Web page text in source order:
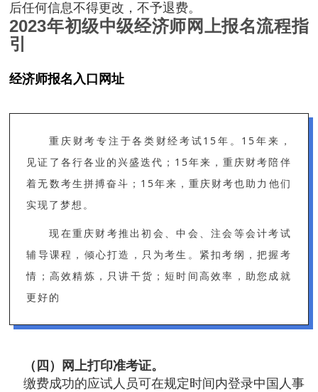
后任何信息不得更改，不予退费。
2023年初级中级经济师网上报名流程指
引
经济师报名入口网址
重庆财考专注于各类财经考试15年。15年来，
见证了各行各业的兴盛迭代；15年来，重庆财考陪伴
着无数考生拼搏奋斗；15年来，重庆财考也助力他们
实现了梦想。
现在重庆财考推出初会、中会、注会等会计考试
辅导课程，倾心打造，只为考生。紧扣考纲，把握考
情；高效精炼，只讲干货；短时间高效率，助您成就
更好的
（四）网上打印准考证。
缴费成功的应试人员可在规定时间内登录中国人事